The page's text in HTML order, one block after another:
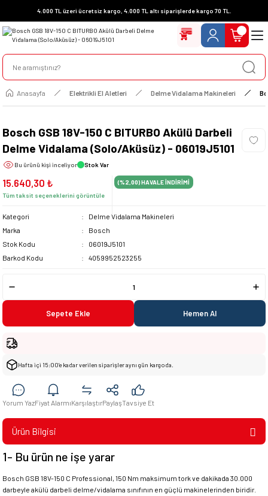
4.000 TL üzeri ücretsiz kargo, 4.000 TL altı siparişlerde kargo 70 TL.
Anasayfa Elektrikli El Aletleri Delme Vidalama Makineleri
Bosch GSB 18V-150 C BITURBO Akülü Darbeli
Delme Vidalama (Solo/Aküsüz) - 06019J5101
Bu ürünü kişi inceliyor Stok Var
15.640,30 ₺
Tüm taksit seçeneklerini görüntüle
(%2,00)HAVALE İNDİRİMİ
Kategori
Delme Vidalama Makineleri
Marka
Bosch
Stok Kodu
06019J5101
Barkod Kodu
4059952523255
Sepete Ekle Hemen Al
Hafta içi 15:00’e kadar verilen siparişler aynı gün kargoda.
Yorum YazFiyat AlarmıKarşılaştırPaylaşTavsiye Et
Ürün Bilgisi
1- Bu ürün ne işe yarar
Bosch GSB 18V-150 C Professional, 150 Nm maksimum tork ve dakikada 30.000
darbeyle akülü darbeli delme/vidalama sınıfının en güçlü makinelerinden biridir.